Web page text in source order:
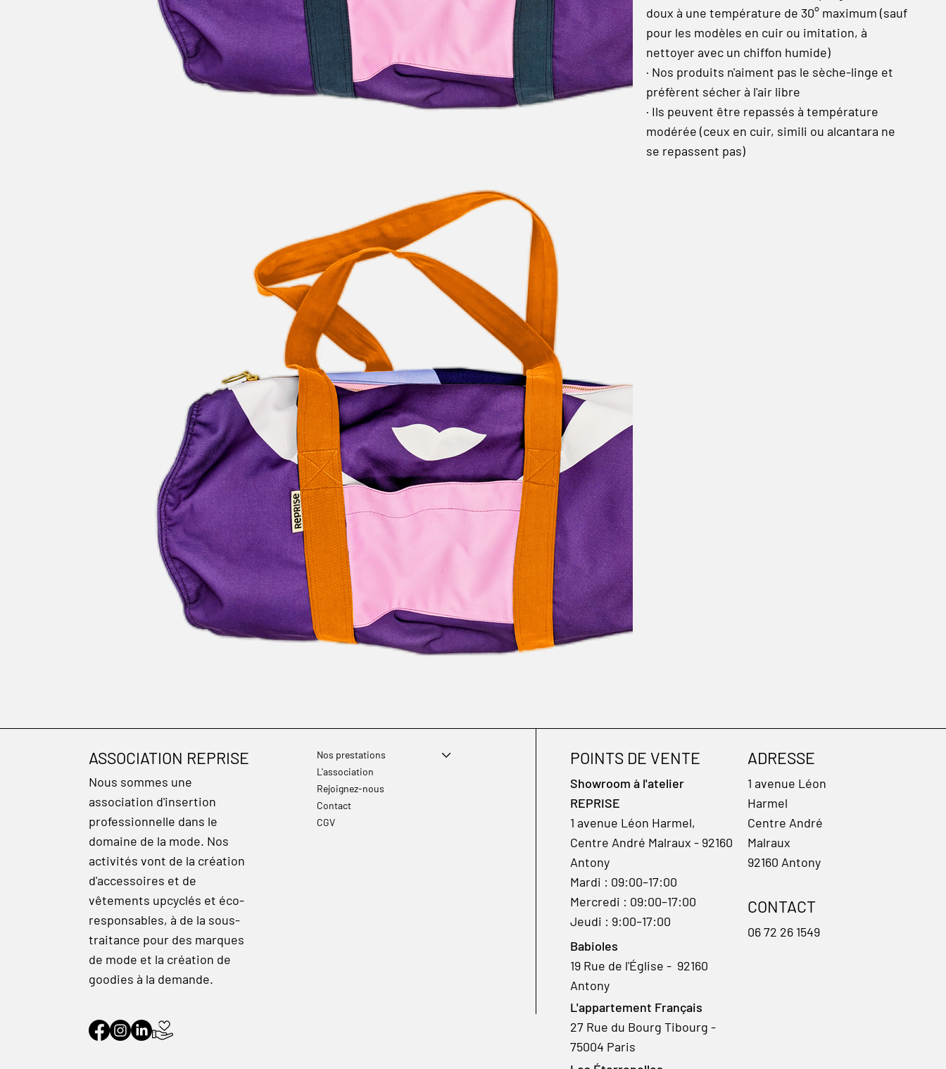
doux à une température de 30° maximum (sauf
pour les modèles en cuir ou imitation, à
nettoyer avec un chiffon humide)
· Nos produits n'aiment pas le sèche-linge et
préfèrent sécher à l'air libre
· Ils peuvent être repassés à température
modérée (ceux en cuir, simili ou alcantara ne
se repassent pas)
ADRESSE
1 avenue Léon
Harmel
Centre André
Malraux
92160 Antony
CONTACT
06 72 26 1549
ASSOCIATION REPRISE
Nous sommes une
association d'insertion
professionnelle dans le
domaine de la mode. Nos
activités vont de la création
d'accessoires et de
vêtements upcyclés et éco-
responsables, à de la sous-
traitance pour des marques
de mode et la création de
goodies à la demande.
POINTS DE VENTE
Showroom à l'atelier
REPRISE
1 avenue Léon Harmel,
Centre André Malraux - 92160
Antony
Mardi : 09:00–17:00
Mercredi : 09:00–17:00
Jeudi : 9:00–17:00
Babioles
19 Rue de l'Église - 92160
Antony
L'appartement Français
27 Rue du Bourg Tibourg -
75004 Paris
Nos prestations
L'association
Rejoignez-nous
Contact
CGV